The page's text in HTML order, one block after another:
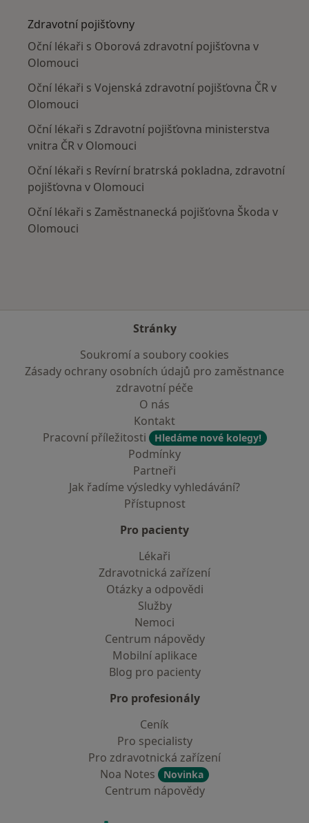
Zdravotní pojišťovny
Oční lékaři s Oborová zdravotní pojišťovna v
Olomouci
Oční lékaři s Vojenská zdravotní pojišťovna ČR v
Olomouci
Oční lékaři s Zdravotní pojišťovna ministerstva
vnitra ČR v Olomouci
Oční lékaři s Revírní bratrská pokladna, zdravotní
pojišťovna v Olomouci
Oční lékaři s Zaměstnanecká pojišťovna Škoda v
Olomouci
Stránky
Soukromí a soubory cookies
Zásady ochrany osobních údajů pro zaměstnance
zdravotní péče
O nás
Kontakt
Pracovní příležitosti
Hledáme nové kolegy!
Podmínky
Partneři
Jak řadíme výsledky vyhledávání?
Přístupnost
Pro pacienty
Lékaři
Zdravotnická zařízení
Otázky a odpovědi
Služby
Nemoci
Centrum nápovědy
Mobilní aplikace
Blog pro pacienty
Pro profesionály
Ceník
Pro specialisty
Pro zdravotnická zařízení
Noa Notes
Novinka
Centrum nápovědy